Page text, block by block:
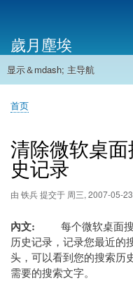
帐
户
菜
单
歲月塵埃
主
航
显示＆mdash; 主导航
首页
面
屑
首页
清除微软桌
史记录
由 铁兵提交于 周三, 2007-05-
內文
每个微软桌面搜
历史记录，记录您最近的
头，可以看到您的搜索历
需要的搜索文字。